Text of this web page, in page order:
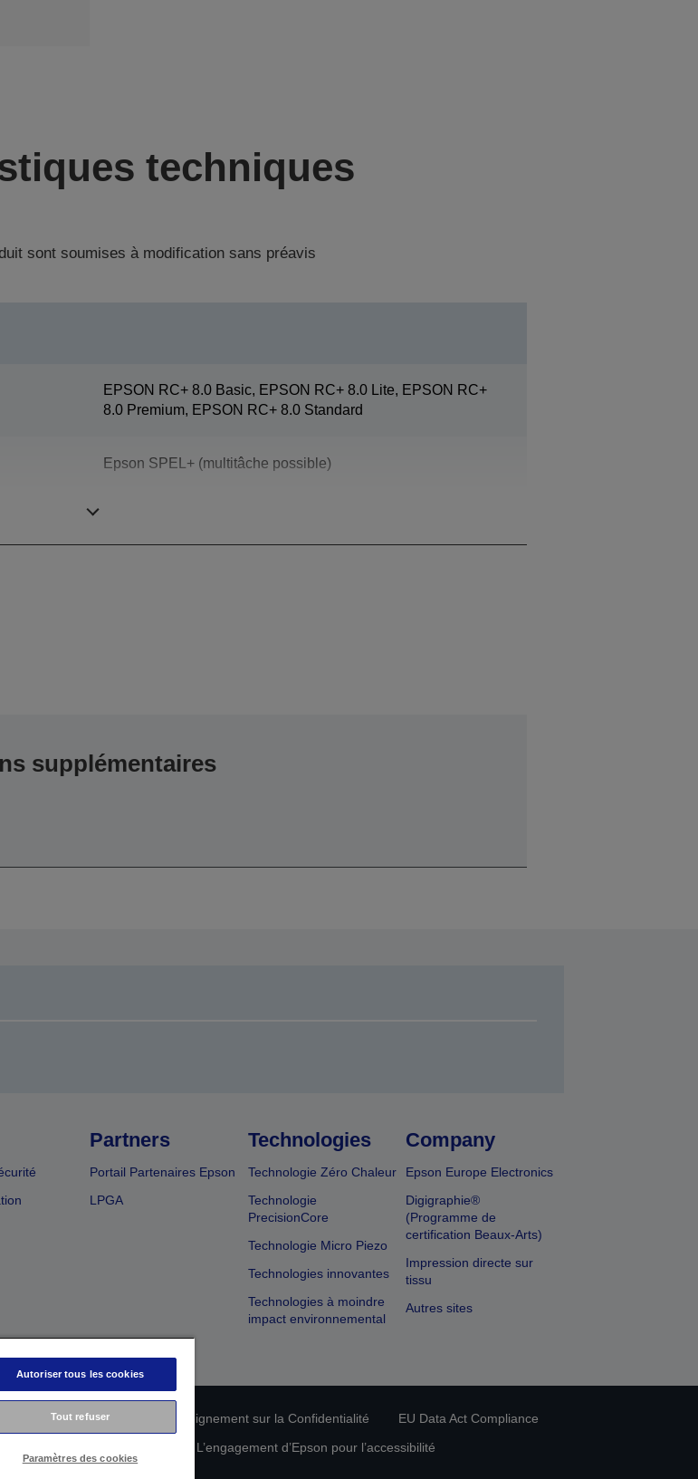
techniques
sont soumises à modification sans préavis
EPSON RC+ 8.0 Basic, EPSON RC+ 8.0 Lite, EPSON RC+
8.0 Premium, EPSON RC+ 8.0 Standard
Epson SPEL+ (multitâche possible)
supplémentaires
Partners
Portail Partenaires Epson
LPGA
Technologies
Technologie Zéro Chaleur
Technologie
PrecisionCore
Technologie Micro Piezo
Technologies innovantes
Technologies à moindre
impact environnemental
Company
Epson Europe Electronics
Digigraphie®
(Programme de
certification Beaux-Arts)
Impression directe sur
tissu
Autres sites
Déclaration de Renseignement sur la Confidentialité
EU Data Act Compliance
L’engagement d’Epson pour l’accessibilité
Autoriser tous les cookies
Tout refuser
Paramètres des cookies